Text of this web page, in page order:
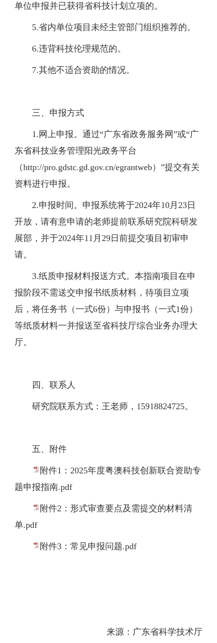
单位申报并已获得省科技计划立项的。
5.省内单位项目未经主管部门组织推荐的。
6.违背科技伦理规范的。
7.其他不适合资助的情况。
三、申报方式
1.网上申报。通过“广东省政务服务网”或“广
东省科技业务管理阳光政务平台
（http://pro.gdstc.gd.gov.cn/egrantweb）”提交有关
资料进行申报。
2.申报时间。申报系统将于2024年10月23日
开放，请有意申请的老师提前联系研究院科研发
展部，并于2024年11月29日前提交项目初审申
请。
3.纸质申报材料报送方式。本指南项目在申
报阶段不需送交申报书纸质材料，待项目立项
后，将任务书（一式6份）与申报书（一式1份）
等纸质材料一并报送至省科技厅综合业务办理大
厅。
四、联系人
研究院联系方式：王老师，15918824725。
五、附件
附件1：2025年度粤澳科技创新联合资助专
题申报指南.pdf
附件2：形式审查要点及需提交的材料清
单.pdf
附件3：常见申报问题.pdf
来源：广东省科学技术厅